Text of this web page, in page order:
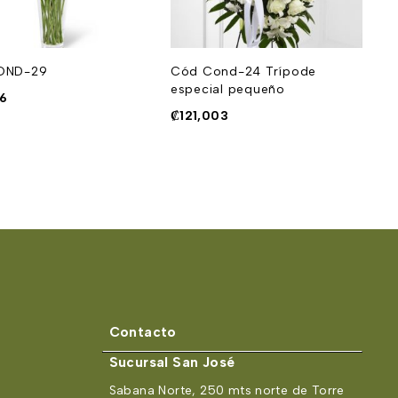
29
Cód Cond-24 Trípode
especial pequeño
₡121,003
Contacto
Sucursal San José
Sabana Norte, 250 mts norte de Torre